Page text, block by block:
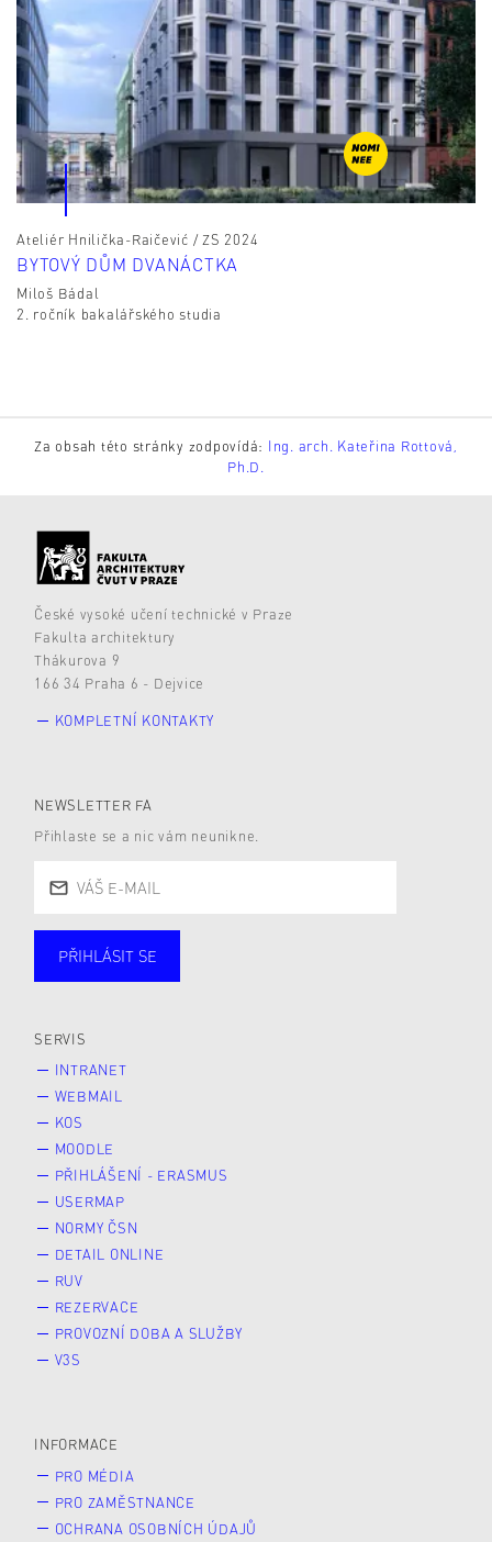
Ateliér Hnilička-Raičević / ZS 2024
BYTOVÝ DŮM DVANÁCTKA
Miloš Bádal
2. ročník bakalářského studia
Za obsah této stránky zodpovídá: Ing. arch. Kateřina Rottová,
Ph.D.
České vysoké učení technické v Praze
Fakulta architektury
Thákurova 9
166 34 Praha 6 - Dejvice
KOMPLETNÍ KONTAKTY
NEWSLETTER FA
Přihlaste se a nic vám neunikne.
Studující
PŘIHLÁSIT SE
SERVIS
INTRANET
WEBMAIL
KOS
MOODLE
PŘIHLÁŠENÍ - ERASMUS
USERMAP
NORMY ČSN
DETAIL ONLINE
RUV
REZERVACE
PROVOZNÍ DOBA A SLUŽBY
V3S
INFORMACE
PRO MÉDIA
PRO ZAMĚSTNANCE
OCHRANA OSOBNÍCH ÚDAJŮ